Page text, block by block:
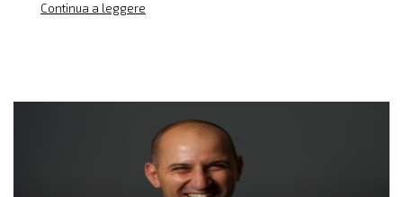
Continua a leggere